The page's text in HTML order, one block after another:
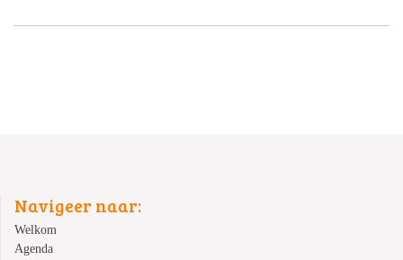
Navigeer naar:
Welkom
Agenda